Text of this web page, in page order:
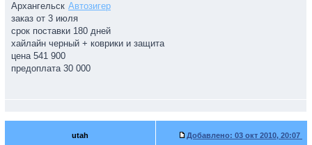
Архангельск Автозигер
заказ от 3 июля
срок поставки 180 дней
хайлайн черный + коврики и защита
цена 541 900
предоплата 30 000
utah Добавлено: 03 окт 2010, 20:07